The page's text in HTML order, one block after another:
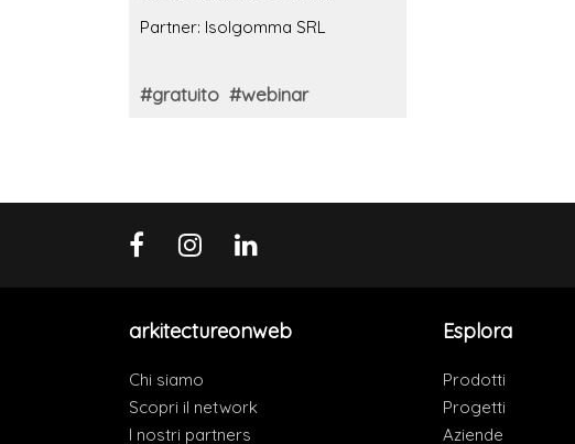
Partner: Isolgomma SRL
#gratuito #webinar
arkitectureonweb
Chi siamo
Scopri il network
I nostri partners
Esplora
Prodotti
Progetti
Aziende